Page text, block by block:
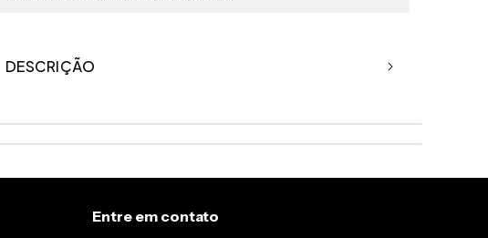
DESCRIÇÃO
naturalmente ao ar livre, nao deixe no sol ou coloque na
Entre em contato